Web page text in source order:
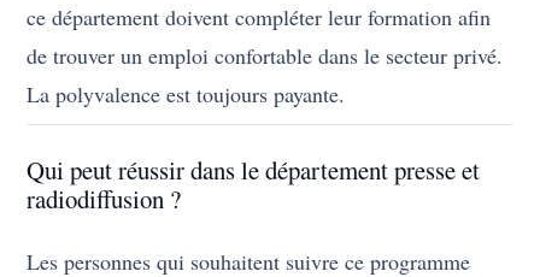
ce département doivent compléter leur formation afin
de trouver un emploi confortable dans le secteur privé.
La polyvalence est toujours payante.
Qui peut réussir dans le département presse et
radiodiffusion ?
Les personnes qui souhaitent suivre ce programme